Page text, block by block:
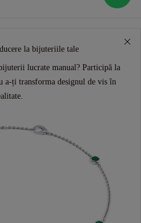
la bijuteriile tale
lucrate manual? Participă la
a-ți transforma designul de vis în